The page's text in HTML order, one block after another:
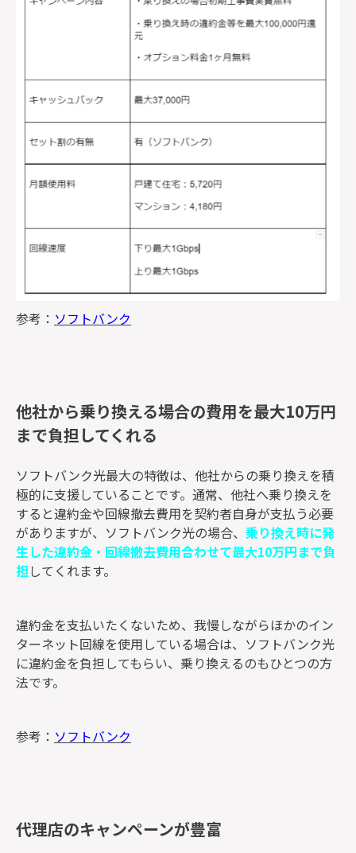
参考： ソフトバンク
他社から乗り換える場合の費用を最大10万円
まで負担してくれる
ソフトバンク光最大の特徴は、他社からの乗り換えを積
極的に支援していることです。通常、他社へ乗り換えを
すると違約金や回線撤去費用を契約者自身が支払う必要
がありますが、ソフトバンク光の場合、 乗り換え時に発
生した違約金・回線撤去費用合わせて最大10万円まで負
担 してくれます。
違約金を支払いたくないため、我慢しながらほかのイン
ターネット回線を使用している場合は、ソフトバンク光
に違約金を負担してもらい、乗り換えるのもひとつの方
法です。
参考： ソフトバンク
代理店のキャンペーンが豊富